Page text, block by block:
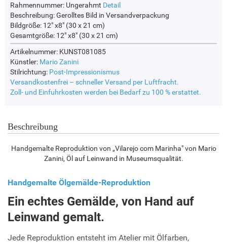
Rahmennummer: Ungerahmt Detail
Beschreibung:Gerolltes Bild in Versandverpackung
Bildgröße: 12" x8" (30 x 21 cm)
Gesamtgröße: 12" x8" (30 x 21 cm)
Artikelnummer: KUNST081085
Künstler: Mario Zanini
Stilrichtung: Post-Impressionismus
Versandkostenfrei – schneller Versand per Luftfracht.
Zoll- und Einfuhrkosten werden bei Bedarf zu 100 % erstattet.
Beschreibung
Handgemalte Reproduktion von „Vilarejo com Marinha" von Mario
Zanini, Öl auf Leinwand in Museumsqualität.
Handgemalte Ölgemälde-Reproduktion
Ein echtes Gemälde, von Hand auf
Leinwand gemalt.
Jede Reproduktion entsteht im Atelier mit Ölfarben,